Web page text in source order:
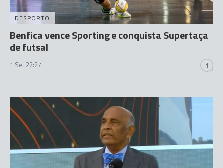
DESPORTO
Benfica vence Sporting e conquista Supertaça
de futsal
1 Set 22:27 1